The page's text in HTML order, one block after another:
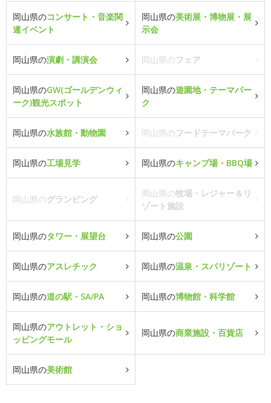
岡山県のコンサート・音楽関
連イベント
岡山県の美術展・博物展・展
示会
岡山県の演劇・講演会 岡山県のフェア
岡山県のGW(ゴールデンウィ
ーク)観光スポット
岡山県の遊園地・テーマパー
ク
岡山県の水族館・動物園 岡山県のフードテーマパーク
岡山県の工場見学 岡山県のキャンプ場・BBQ場
岡山県のグランピング
岡山県の牧場・レジャー＆リ
ゾート施設
岡山県のタワー・展望台 岡山県の公園
岡山県のアスレチック 岡山県の温泉・スパリゾート
岡山県の道の駅・SA/PA 岡山県の博物館・科学館
岡山県のアウトレット・ショ
ッピングモール
岡山県の商業施設・百貨店
岡山県の美術館